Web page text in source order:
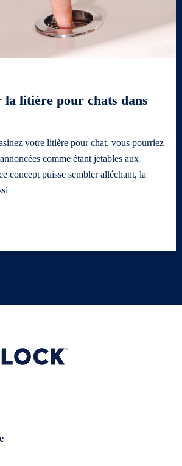
la litière pour chats dans
votre litière pour chat, vous pourriez
comme étant jetables aux
concept puisse sembler alléchant, la